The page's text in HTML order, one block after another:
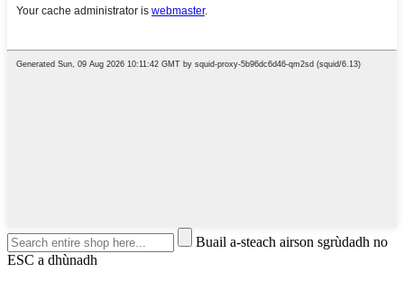
Buail a-steach airson sgrùdadh no
ESC a dhùnadh